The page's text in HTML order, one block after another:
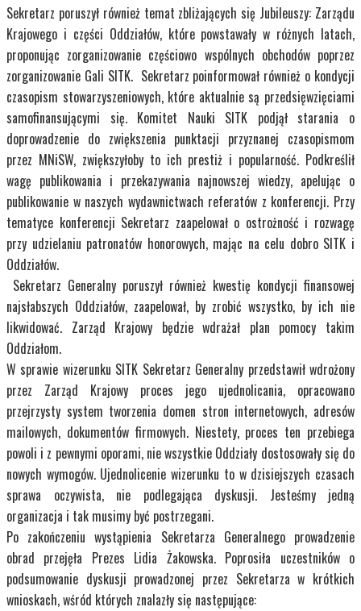
Sekretarz poruszył również temat zbliżających się Jubileuszy: Zarządu
Krajowego i części Oddziałów, które powstawały w różnych latach,
proponując zorganizowanie częściowo wspólnych obchodów poprzez
zorganizowanie Gali SITK. Sekretarz poinformował również o kondycji
czasopism stowarzyszeniowych, które aktualnie są przedsięwzięciami
samofinansującymi się. Komitet Nauki SITK podjął starania o
doprowadzenie do zwiększenia punktacji przyznanej czasopismom
przez MNiSW, zwiększyłoby to ich prestiż i popularność. Podkreślił
wagę publikowania i przekazywania najnowszej wiedzy, apelując o
publikowanie w naszych wydawnictwach referatów z konferencji. Przy
tematyce konferencji Sekretarz zaapelował o ostrożność i rozwagę
przy udzielaniu patronatów honorowych, mając na celu dobro SITK i
Oddziałów.
Sekretarz Generalny poruszył również kwestię kondycji finansowej
najsłabszych Oddziałów, zaapelował, by zrobić wszystko, by ich nie
likwidować. Zarząd Krajowy będzie wdrażał plan pomocy takim
Oddziałom.
W sprawie wizerunku SITK Sekretarz Generalny przedstawił wdrożony
przez Zarząd Krajowy proces jego ujednolicania, opracowano
przejrzysty system tworzenia domen stron internetowych, adresów
mailowych, dokumentów firmowych. Niestety, proces ten przebiega
powoli i z pewnymi oporami, nie wszystkie Oddziały dostosowały się do
nowych wymogów. Ujednolicenie wizerunku to w dzisiejszych czasach
sprawa oczywista, nie podlegająca dyskusji. Jesteśmy jedną
organizacja i tak musimy być postrzegani.
Po zakończeniu wystąpienia Sekretarza Generalnego prowadzenie
obrad przejęła Prezes Lidia Żakowska. Poprosiła uczestników o
podsumowanie dyskusji prowadzonej przez Sekretarza w krótkich
wnioskach, wśród których znalazły się następujące: